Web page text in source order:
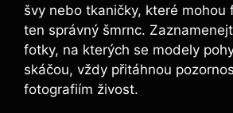
švy nebo tkaničky, které mohou
ten správný šmrnc.
fotky, na kterých se modely
skáčou, vždy přitáhnou
fotografiím živost.